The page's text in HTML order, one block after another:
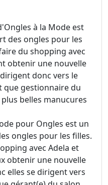
à la Mode est
des ongles pour les
du shopping avec
obtenir une nouvelle
donc vers le
que gestionnaire du
belles manucures
pour Ongles est un
ongles pour les filles.
avec Adela et
obtenir une nouvelle
elles se dirigent vers